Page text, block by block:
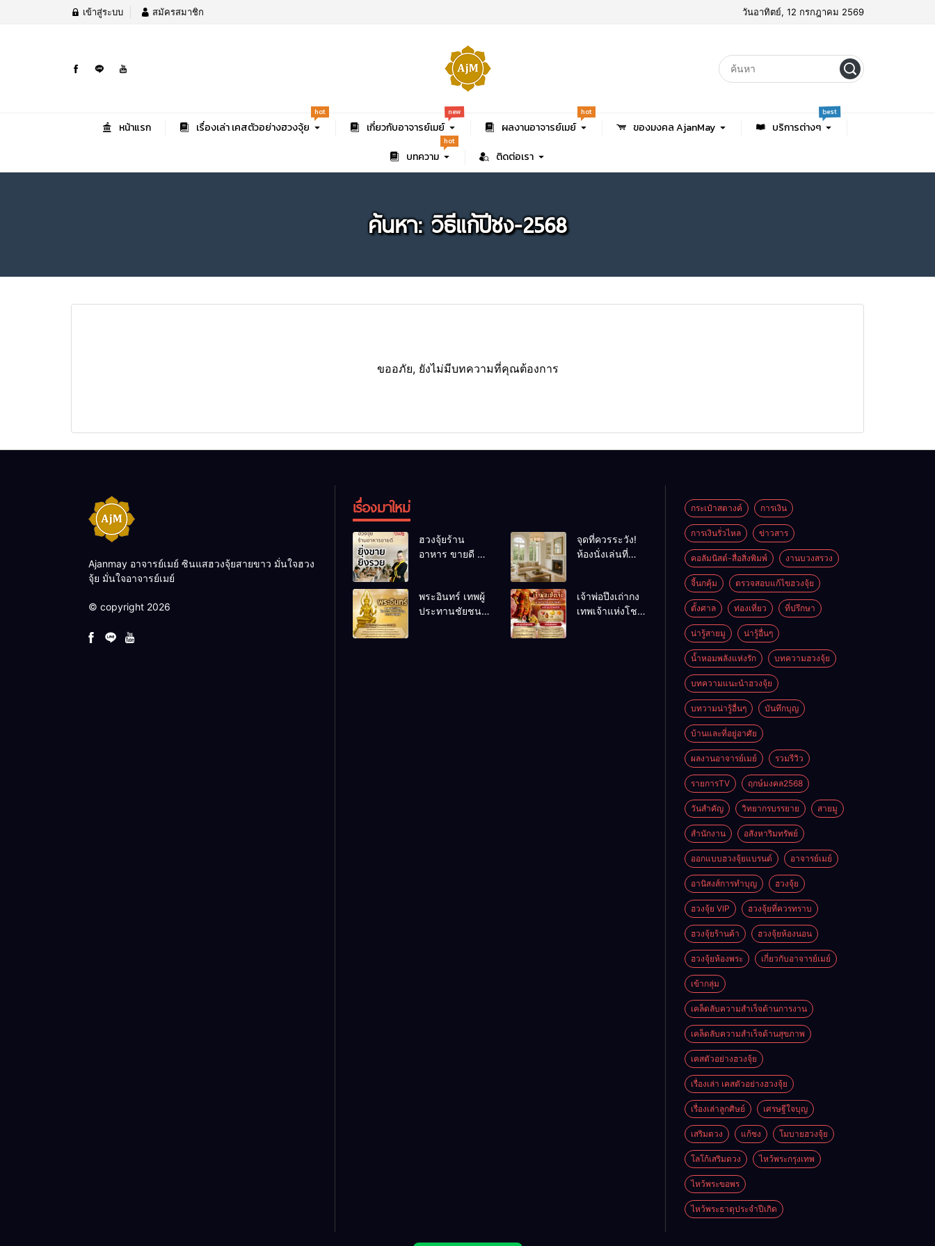
เข้าสู่ระบบ สมัครสมาชิก วันอาทิตย์, 12 กรกฎาคม 2569
หน้าแรก เรื่องเล่า เคสตัวอย่างฮวงจุ้ย
hot
เกี่ยวกับอาจารย์เมย์
new
ผลงานอาจารย์เมย์
hot
ของมงคล AjanMay บริการต่างๆ
best
บทความ
hot
ติดต่อเรา
ค้นหา: วิธีแก้ปีชง-2568
ขออภัย, ยังไม่มีบทความที่คุณต้องการ
Ajanmay อาจารย์เมย์ ซินแสฮวงจุ้ยสายขาว มั่นใจฮวง
จุ้ย มั่นใจอาจารย์เมย์
© copyright 2026
เรื่องมาใหม่
ฮวงจุ้ยร้าน
อาหาร ขายดี ยิ่ง
ปรับร้านให้ลูกค้า
แน่นตลอดปี
จุดที่ควรระวัง!
ห้องนั่งเล่นที่
พระอินทร์ เทพผู้
ประทานชัยชนะ
เจ้าพ่อปึงเถ่ากง
เทพเจ้าแห่งโชค
กระเป๋าสตางค์ การเงิน
การเงินรั่วไหล ข่าวสาร
คอลัมนิสต์-สื่อสิ่งพิมพ์ งานบวงสรวง
จี้นกคุ้ม ตรวจสอบแก้ไขฮวงจุ้ย
ตั้งศาล ท่องเที่ยว ที่ปรึกษา
น่ารู้สายมู น่ารู้อื่นๆ
น้ำหอมพลังแห่งรัก บทความฮวงจุ้ย
บทความแนะนำฮวงจุ้ย
บทวามน่ารู้อื่นๆ บันทึกบุญ
บ้านและที่อยู่อาศัย
ผลงานอาจารย์เมย์ รวมรีวิว
รายการTV ฤกษ์มงคล2568
วันสำคัญ วิทยากรบรรยาย สายมู
สำนักงาน อสังหาริมทรัพย์
ออกแบบฮวงจุ้ยแบรนด์ อาจารย์เมย์
อานิสงส์การทำบุญ ฮวงจุ้ย
ฮวงจุ้ย VIP ฮวงจุ้ยที่ควรทราบ
ฮวงจุ้ยร้านค้า ฮวงจุ้ยห้องนอน
ฮวงจุ้ยห้องพระ เกี่ยวกับอาจารย์เมย์
เข้ากลุ่ม
เคล็ดลับความสำเร็จด้านการงาน
เคล็ดลับความสำเร็จด้านสุขภาพ
เคสตัวอย่างฮวงจุ้ย
เรื่องเล่า เคสตัวอย่างฮวงจุ้ย
เรื่องเล่าลูกศิษย์ เศรษฐีใจบุญ
เสริมดวง แก้ชง โมบายฮวงจุ้ย
โลโก้เสริมดวง ไหว้พระกรุงเทพ
ไหว้พระขอพร
ไหว้พระธาตุประจําปีเกิด